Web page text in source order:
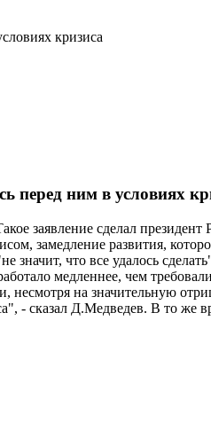
кризиса
перед ним в условиях
заявление сделал
замедление развития,
значит, что все удалось
медленнее, чем
несмотря на значительную
- сказал Д.Медведев. В то